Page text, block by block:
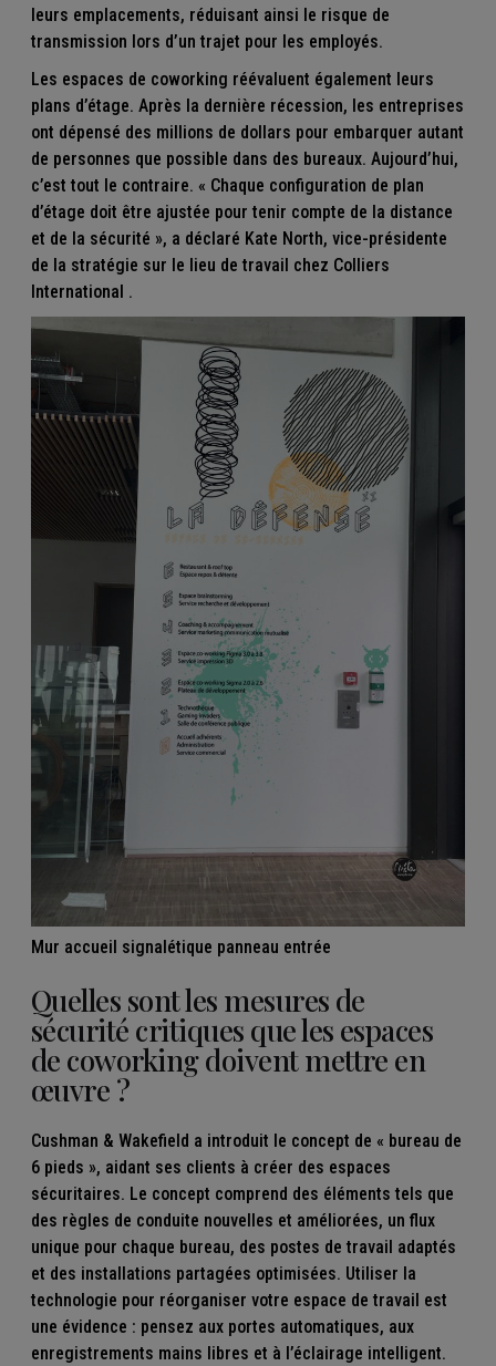
leurs emplacements, réduisant ainsi le risque de
transmission lors d’un trajet pour les employés.
Les espaces de coworking réévaluent également leurs
plans d’étage. Après la dernière récession, les entreprises
ont dépensé des millions de dollars pour embarquer autant
de personnes que possible dans des bureaux. Aujourd’hui,
c’est tout le contraire. « Chaque configuration de plan
d’étage doit être ajustée pour tenir compte de la distance
et de la sécurité », a déclaré Kate North, vice-présidente
de la stratégie sur le lieu de travail chez Colliers
International .
Mur accueil signalétique panneau entrée
Quelles sont les mesures de
sécurité critiques que les espaces
de coworking doivent mettre en
œuvre ?
Cushman & Wakefield a introduit le concept de « bureau de
6 pieds », aidant ses clients à créer des espaces
sécuritaires. Le concept comprend des éléments tels que
des règles de conduite nouvelles et améliorées, un flux
unique pour chaque bureau, des postes de travail adaptés
et des installations partagées optimisées. Utiliser la
technologie pour réorganiser votre espace de travail est
une évidence : pensez aux portes automatiques, aux
enregistrements mains libres et à l’éclairage intelligent.